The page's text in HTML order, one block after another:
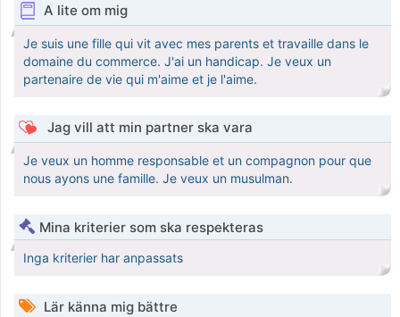
A lite om mig
Je suis une fille qui vit avec mes parents et travaille dans le
domaine du commerce. J'ai un handicap. Je veux un
partenaire de vie qui m'aime et je l'aime.
Jag vill att min partner ska vara
Je veux un homme responsable et un compagnon pour que
nous ayons une famille. Je veux un musulman.
Mina kriterier som ska respekteras
Inga kriterier har anpassats
Lär känna mig bättre